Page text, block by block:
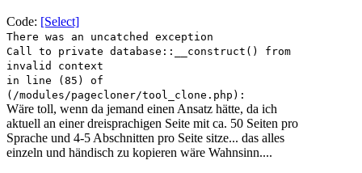
Code: [Select]
There was an uncatched exception
Call to private database::__construct() from
invalid context
in line (85) of
(/modules/pagecloner/tool_clone.php):
Wäre toll, wenn da jemand einen Ansatz hätte, da ich
aktuell an einer dreisprachigen Seite mit ca. 50 Seiten pro
Sprache und 4-5 Abschnitten pro Seite sitze... das alles
einzeln und händisch zu kopieren wäre Wahnsinn....